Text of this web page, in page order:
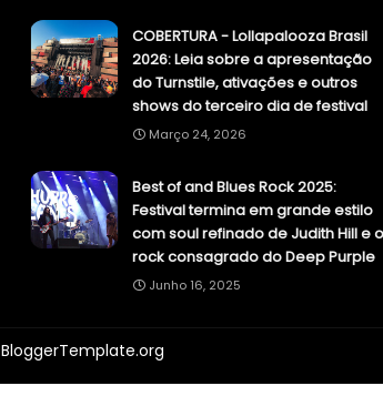
COBERTURA - Lollapalooza Brasil
2026: Leia sobre a apresentação
do Turnstile, ativações e outros
shows do terceiro dia de festival
Março 24, 2026
Best of and Blues Rock 2025:
Festival termina em grande estilo
com soul refinado de Judith Hill e o
rock consagrado do Deep Purple
Junho 16, 2025
BloggerTemplate.org